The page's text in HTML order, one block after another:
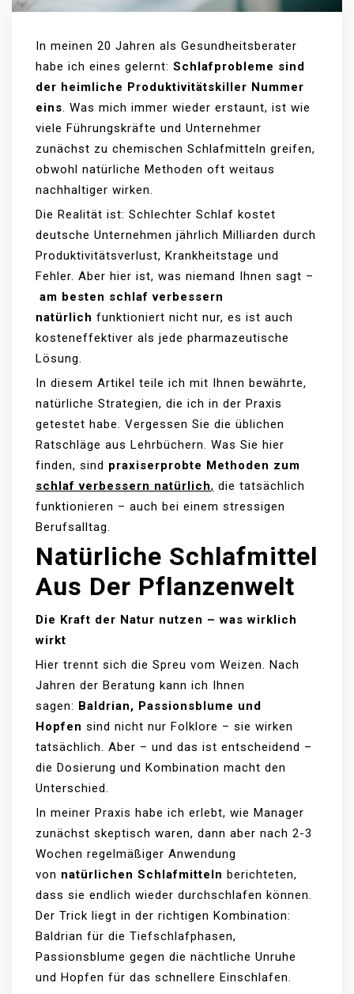
In meinen 20 Jahren als Gesundheitsberater
habe ich eines gelernt: Schlafprobleme sind
der heimliche Produktivitätskiller Nummer
eins. Was mich immer wieder erstaunt, ist wie
viele Führungskräfte und Unternehmer
zunächst zu chemischen Schlafmitteln greifen,
obwohl natürliche Methoden oft weitaus
nachhaltiger wirken.
Die Realität ist: Schlechter Schlaf kostet
deutsche Unternehmen jährlich Milliarden durch
Produktivitätsverlust, Krankheitstage und
Fehler. Aber hier ist, was niemand Ihnen sagt –
am besten schlaf verbessern
natürlich funktioniert nicht nur, es ist auch
kosteneffektiver als jede pharmazeutische
Lösung.
In diesem Artikel teile ich mit Ihnen bewährte,
natürliche Strategien, die ich in der Praxis
getestet habe. Vergessen Sie die üblichen
Ratschläge aus Lehrbüchern. Was Sie hier
finden, sind praxiserprobte Methoden zum
schlaf verbessern natürlich, die tatsächlich
funktionieren – auch bei einem stressigen
Berufsalltag.
Natürliche Schlafmittel
Aus Der Pflanzenwelt
Die Kraft der Natur nutzen – was wirklich
wirkt
Hier trennt sich die Spreu vom Weizen. Nach
Jahren der Beratung kann ich Ihnen
sagen: Baldrian, Passionsblume und
Hopfen sind nicht nur Folklore – sie wirken
tatsächlich. Aber – und das ist entscheidend –
die Dosierung und Kombination macht den
Unterschied.
In meiner Praxis habe ich erlebt, wie Manager
zunächst skeptisch waren, dann aber nach 2-3
Wochen regelmäßiger Anwendung
von natürlichen Schlafmitteln berichteten,
dass sie endlich wieder durchschlafen können.
Der Trick liegt in der richtigen Kombination:
Baldrian für die Tiefschlafphasen,
Passionsblume gegen die nächtliche Unruhe
und Hopfen für das schnellere Einschlafen.